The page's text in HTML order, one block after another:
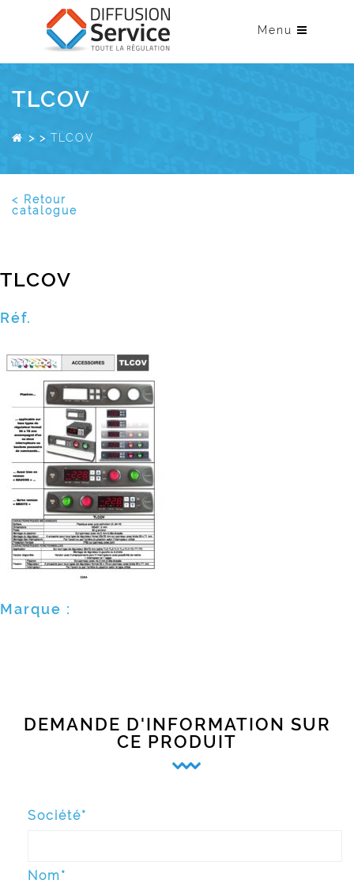
Menu
TLCOV
> > TLCOV
< Retour
catalogue
TLCOV
Réf.
Marque :
DEMANDE D'INFORMATION SUR
CE PRODUIT
Société*
Nom*